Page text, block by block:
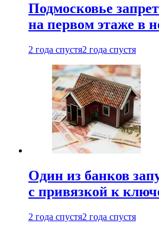
Подмосковье
на первом этаже в
2 года спустя2 года спустя
Один из банков
с привязкой к
2 года спустя2 года спустя